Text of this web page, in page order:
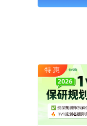
CFA HOT
高级经济师
特惠